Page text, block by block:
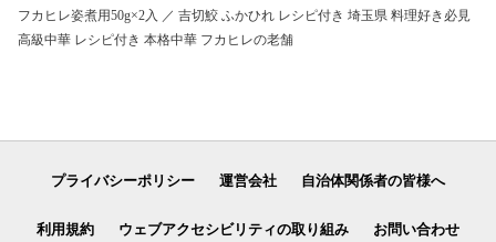
フカヒレ姿煮用50g×2入 ／ 吉切鮫 ふかひれ レシピ付き 埼玉県 料理好き必見
高級中華 レシピ付き 本格中華 フカヒレの老舗
プライバシーポリシー 運営会社 自治体関係者の皆様へ
利用規約 ウェブアクセシビリティの取り組み お問い合わせ